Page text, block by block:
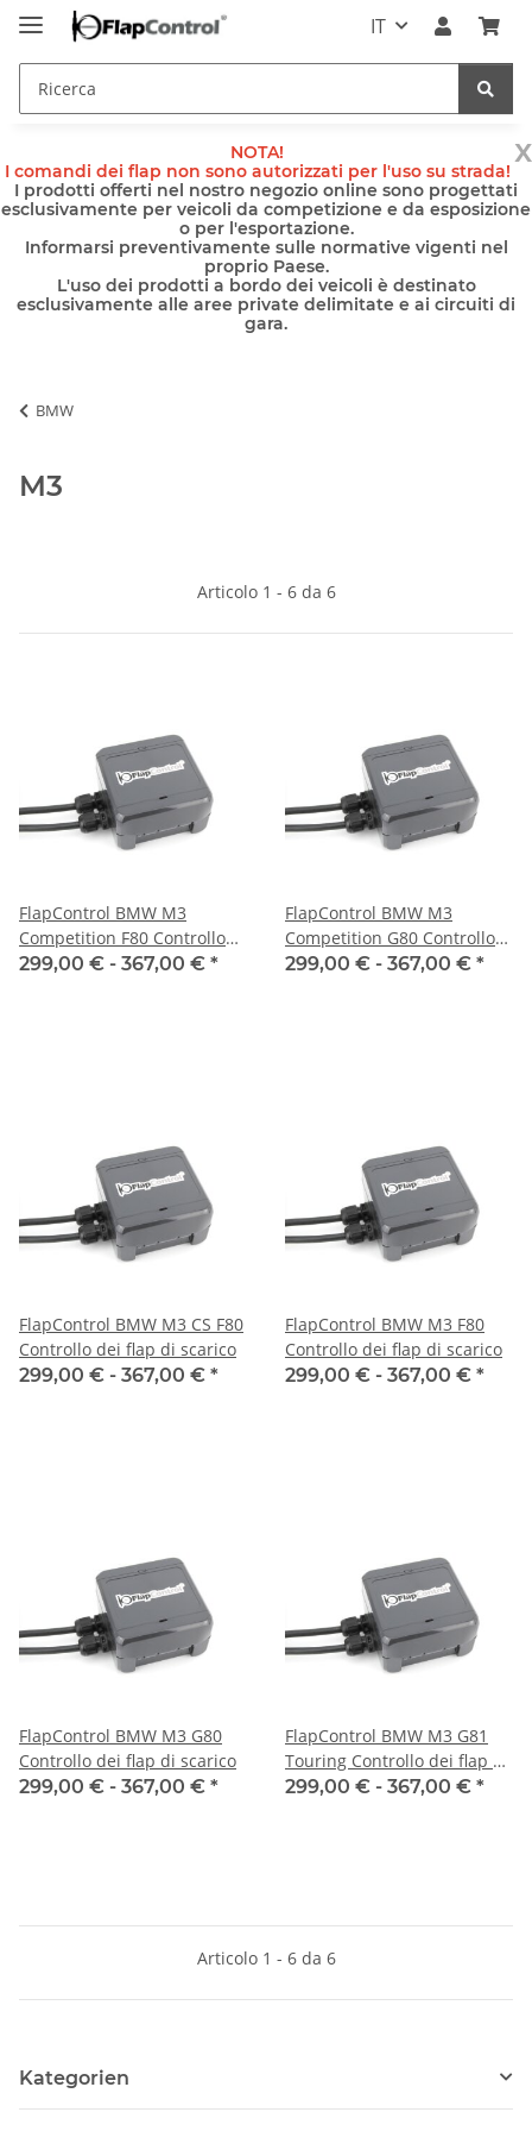
IT
x
NOTA!
I comandi dei flap non sono autorizzati per l'uso su strada!
I prodotti offerti nel nostro negozio online sono progettati
esclusivamente per veicoli da competizione e da esposizione
o per l'esportazione.
Informarsi preventivamente sulle normative vigenti nel
proprio Paese.
L'uso dei prodotti a bordo dei veicoli è destinato
esclusivamente alle aree private delimitate e ai circuiti di
gara.
BMW
M3
Articolo 1 - 6 da 6
FlapControl BMW M3
Competition F80 Controllo
dei flap di scarico
299,00 € - 367,00 € *
FlapControl BMW M3
Competition G80 Controllo
dei flap di scarico
299,00 € - 367,00 € *
FlapControl BMW M3 CS F80
Controllo dei flap di scarico
299,00 € - 367,00 € *
FlapControl BMW M3 F80
Controllo dei flap di scarico
299,00 € - 367,00 € *
FlapControl BMW M3 G80
Controllo dei flap di scarico
299,00 € - 367,00 € *
FlapControl BMW M3 G81
Touring Controllo dei flap di
scarico
299,00 € - 367,00 € *
Articolo 1 - 6 da 6
Kategorien